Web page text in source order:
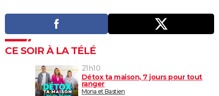
CE SOIR À LA TÉLÉ
21h10
Détox ta maison, 7 jours pour tout
ranger
Mona et Bastien